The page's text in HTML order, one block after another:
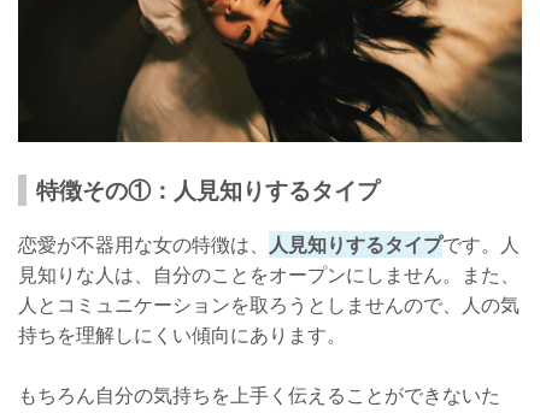
特徴その①：人見知りするタイプ
恋愛が不器用な女の特徴は、 人見知りするタイプです。人
見知りな人は、自分のことをオープンにしません。また、
人とコミュニケーションを取ろうとしませんので、人の気
持ちを理解しにくい傾向にあります。
もちろん自分の気持ちを上手く伝えることができないた